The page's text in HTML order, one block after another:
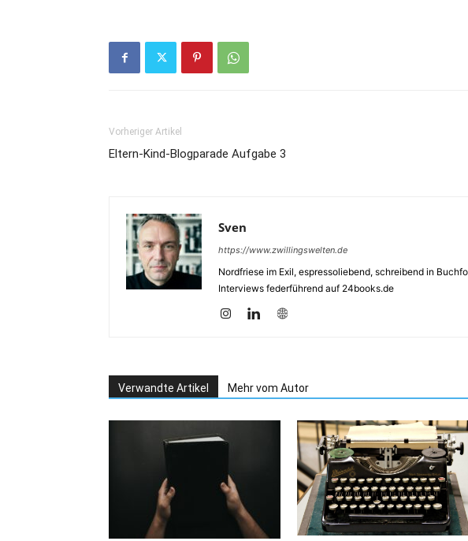
Vorheriger Artikel
Eltern-Kind-Blogparade Aufgabe 3
Sven
https://www.zwillingswelten.de
Nordfriese im Exil, espressoliebend, schreibend in
Interviews federführend auf 24books.de
Verwandte Artikel Mehr vom Autor